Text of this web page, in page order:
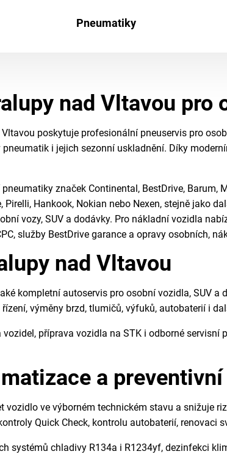
Pneumatiky
nad Vltavou
poskytuje profesionální pneuservis pro
i jejich sezonní uskladnění. Díky
značek Continental, BestDrive,
Pirelli, Hankook, Nokian nebo Nexen, stejně jako
vozy, SUV a dodávky. Pro nákladní vozidla
služby BestDrive garance a opravy osobních,
nad Vltavou
kompletní autoservis pro osobní vozidla, SUV
výměny brzd, tlumičů, výfuků, autobaterií i
příprava vozidla na STK i odborné
a
vozidlo ve výborném technickém stavu a snižuje
Quick Check, kontrolu autobaterií, renovaci
systémů chladivy R134a i R1234yf, dezinfekci